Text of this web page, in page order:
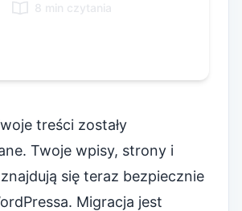
8 min czytania
treści zostały
Twoje wpisy, strony i
się teraz bezpiecznie
Migracja jest